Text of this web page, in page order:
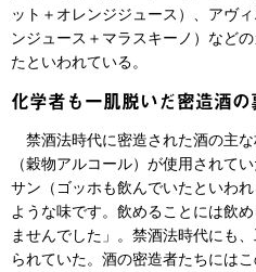
ット＋オレンジジュース）、アヴ
ンジュース＋マラスキーノ）など
たといわれている。
化学者も一肌脱いだ密造酒の
禁酒法時代に密造された酒の主
（穀物アルコール）が使用されて
サン（ゴッホも飲んでいたといわ
ような味です。飲めることには飲
ませんでした」。禁酒法時代にも
られていた。酒の密造者たちには